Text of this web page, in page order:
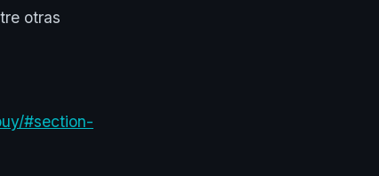
otras
#section-